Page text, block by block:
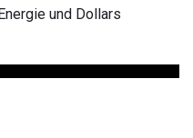
und Dollars